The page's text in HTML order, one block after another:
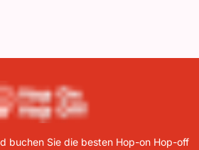
buchen Sie die besten Hop-on Hop-off